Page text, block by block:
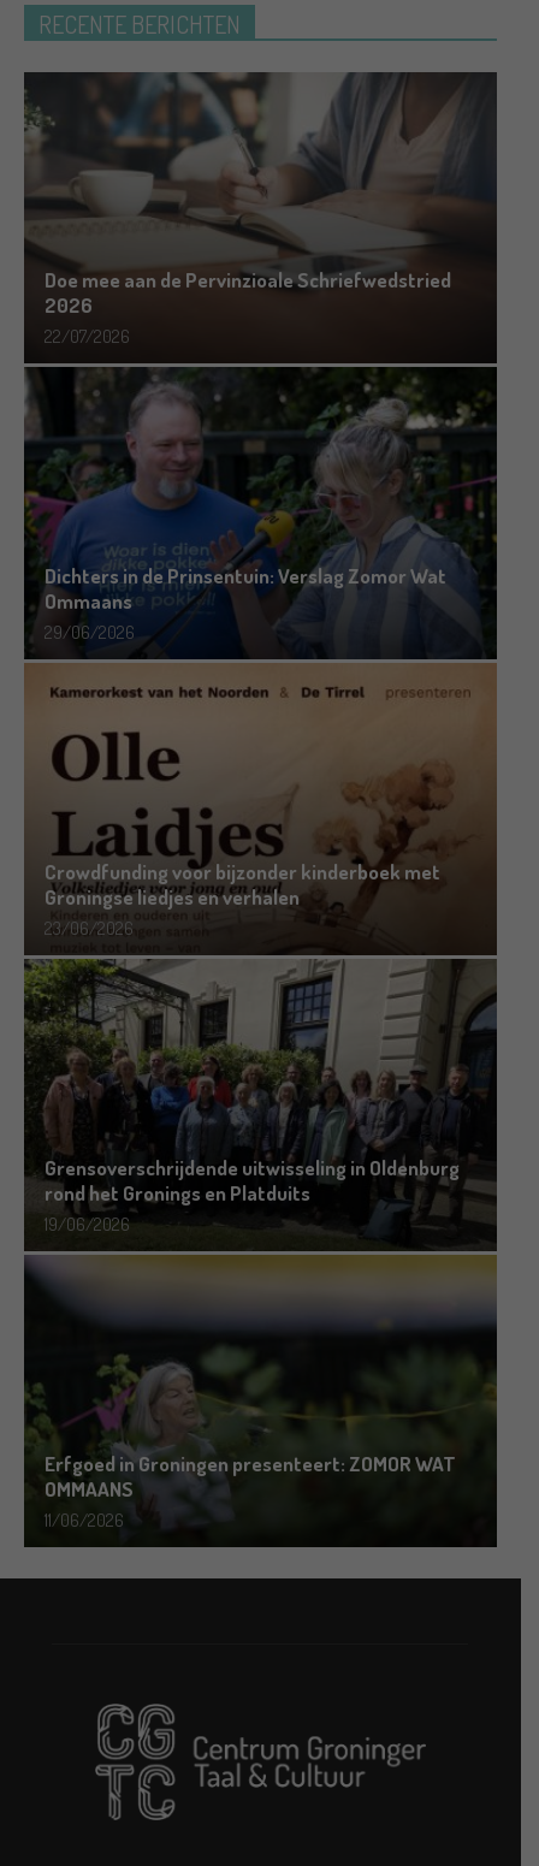
RECENTE BERICHTEN
Doe mee aan de Pervinzioale Schriefwedstried
2026
22/07/2026
Dichters in de Prinsentuin: Verslag Zomor Wat
Ommaans
29/06/2026
Crowdfunding voor bijzonder kinderboek met
Groningse liedjes en verhalen
23/06/2026
Grensoverschrijdende uitwisseling in Oldenburg
rond het Gronings en Platduits
19/06/2026
Erfgoed in Groningen presenteert: ZOMOR WAT
OMMAANS
11/06/2026